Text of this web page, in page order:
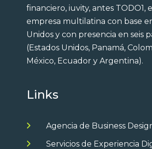
financiero, iuvity, antes TODO1,
empresa multilatina con base
Unidos y con presencia en seis
(Estados Unidos, Panamá,
México, Ecuador y Argentina).
Links
Agencia de Business
Servicios de Experiencia